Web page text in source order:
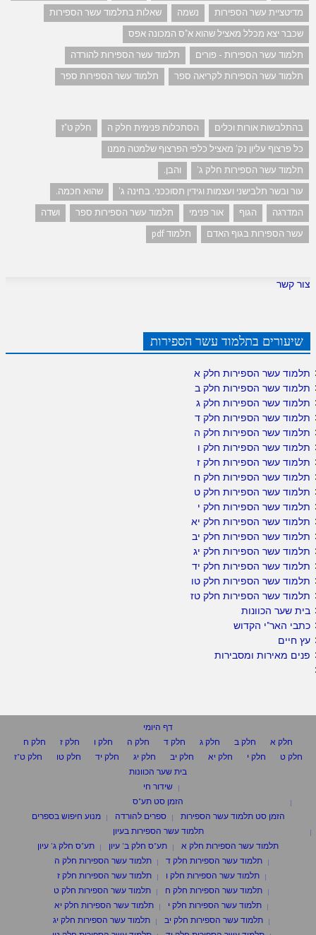
מדיטציית עשר הספירות
נשמה
שאלות בתלמוד עשר הספירות
שכבר יצא מכלל מאציל שהוא א"ס המכונה אפס
תלמוד עשר הספירות - פורים
תלמוד עשר הספירות להורדה
תלמוד עשר הספירות לקריאה ספר
תלמוד עשר הספירות ספר
בהתלבשות אורות וכלים הסתכלות פנימית חלק ה
חלק ט"ז
כל פרצוף עליון נק' מאציל כלפי הפרצוף שלמטה ממנו
תלמוד עשר הספירות חלק ג'
והבן.
עור ובשר תלבישני ועצמות וגידין תסוככני. בחינה ג'
שהוא חכמה.
המדרגה
הגוף אור פנימי תלמוד עשר הספירות ספר
ושדה
עשר הספירות בגוף האדם
תלמוד pdf
צור קשר
שיעורים בתלמוד עשר הספירות
תלמוד עשר הספירות חלק א
תלמוד עשר הספירות חלק ב
תלמוד עשר הספירות חלק ג
תלמוד עשר הספירות חלק ד
תלמוד עשר הספירות חלק ה
תלמוד עשר הספירות חלק ו
תלמוד עשר הספירות חלק ז
תלמוד עשר הספירות חלק ח
תלמוד עשר הספירות חלק ט
תלמוד עשר הספירות חלק י
תלמוד עשר הספירות חלק יא
תלמוד עשר הספירות חלק יב
תלמוד עשר הספירות חלק יג
תלמוד עשר הספירות חלק יד
תלמוד עשר הספירות חלק טו
תלמוד עשר הספירות חלק טז
בית שער הכוונות
כתבי האר"י הקדוש
עץ חיים
פנים מאירות ומסבירות
דף היומי
חלק א
חלק ב חלק ג חלק ד חלק ה חלק ו חלק ז
חלק ח
חלק ט
חלק י חלק יא חלק יב חלק יג חלק יד חלק טו
חלק ט"ז
בית שער הכוונות
שידור חי
הזמן סט תע"ס
הזמן סט תלמוד עשר הספירות
ספרים להורדה
מנוע חיפוש בספרים
תלמוד עשר הספירות בעיון
תלמוד עשר הספירות חלק א
תע"ס חלק ב' עיון
תע"ס חלק ג' עיון
תלמוד עשר הספירות חלק ד
תלמוד עשר הספירות חלק ה
תלמוד עשר הספירות חלק ו
תלמוד עשר הספירות חלק ז
תלמוד עשר הספירות חלק ח
תלמוד עשר הספירות חלק ט
תלמוד עשר הספירות חלק י
תלמוד עשר הספירות חלק יא
תלמוד עשר הספירות חלק יב
תלמוד עשר הספירות חלק יג